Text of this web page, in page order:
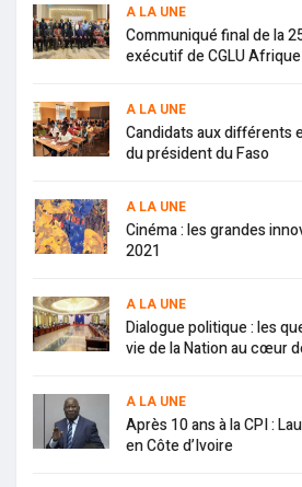
A LA UNE
Communiqué final de la
exécutif de CGLU Afrique
A LA UNE
Candidats aux différents
du président du Faso
A LA UNE
Cinéma : les grandes
2021
A LA UNE
Dialogue politique : les
vie de la Nation au cœur
A LA UNE
Après 10 ans à la CPI :
en Côte d’Ivoire